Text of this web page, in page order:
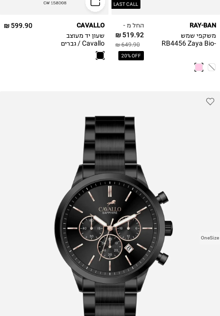
LAST CALL
החל מ -
519.92 ₪
649.90 ₪
20% OFF
RAY-BAN
משקפי שמש
RB4456 Zaya Bio-
599.90 ₪ CAVALLO
שעון יד מעוצב
Cavallo / גברים
CW158008
OneSize